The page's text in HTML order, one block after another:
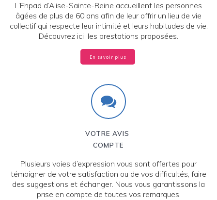
L’Ehpad d’Alise-Sainte-Reine accueillent les personnes
âgées de plus de 60 ans afin de leur offrir un lieu de vie
collectif qui respecte leur intimité et leurs habitudes de vie.
Découvrez ici les prestations proposées.
En savoir plus
VOTRE AVIS
COMPTE
Plusieurs voies d’expression vous sont offertes pour
témoigner de votre satisfaction ou de vos difficultés, faire
des suggestions et échanger. Nous vous garantissons la
prise en compte de toutes vos remarques.